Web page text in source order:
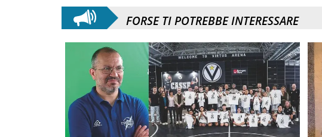
FORSE TI POTREBBE INTERESSARE